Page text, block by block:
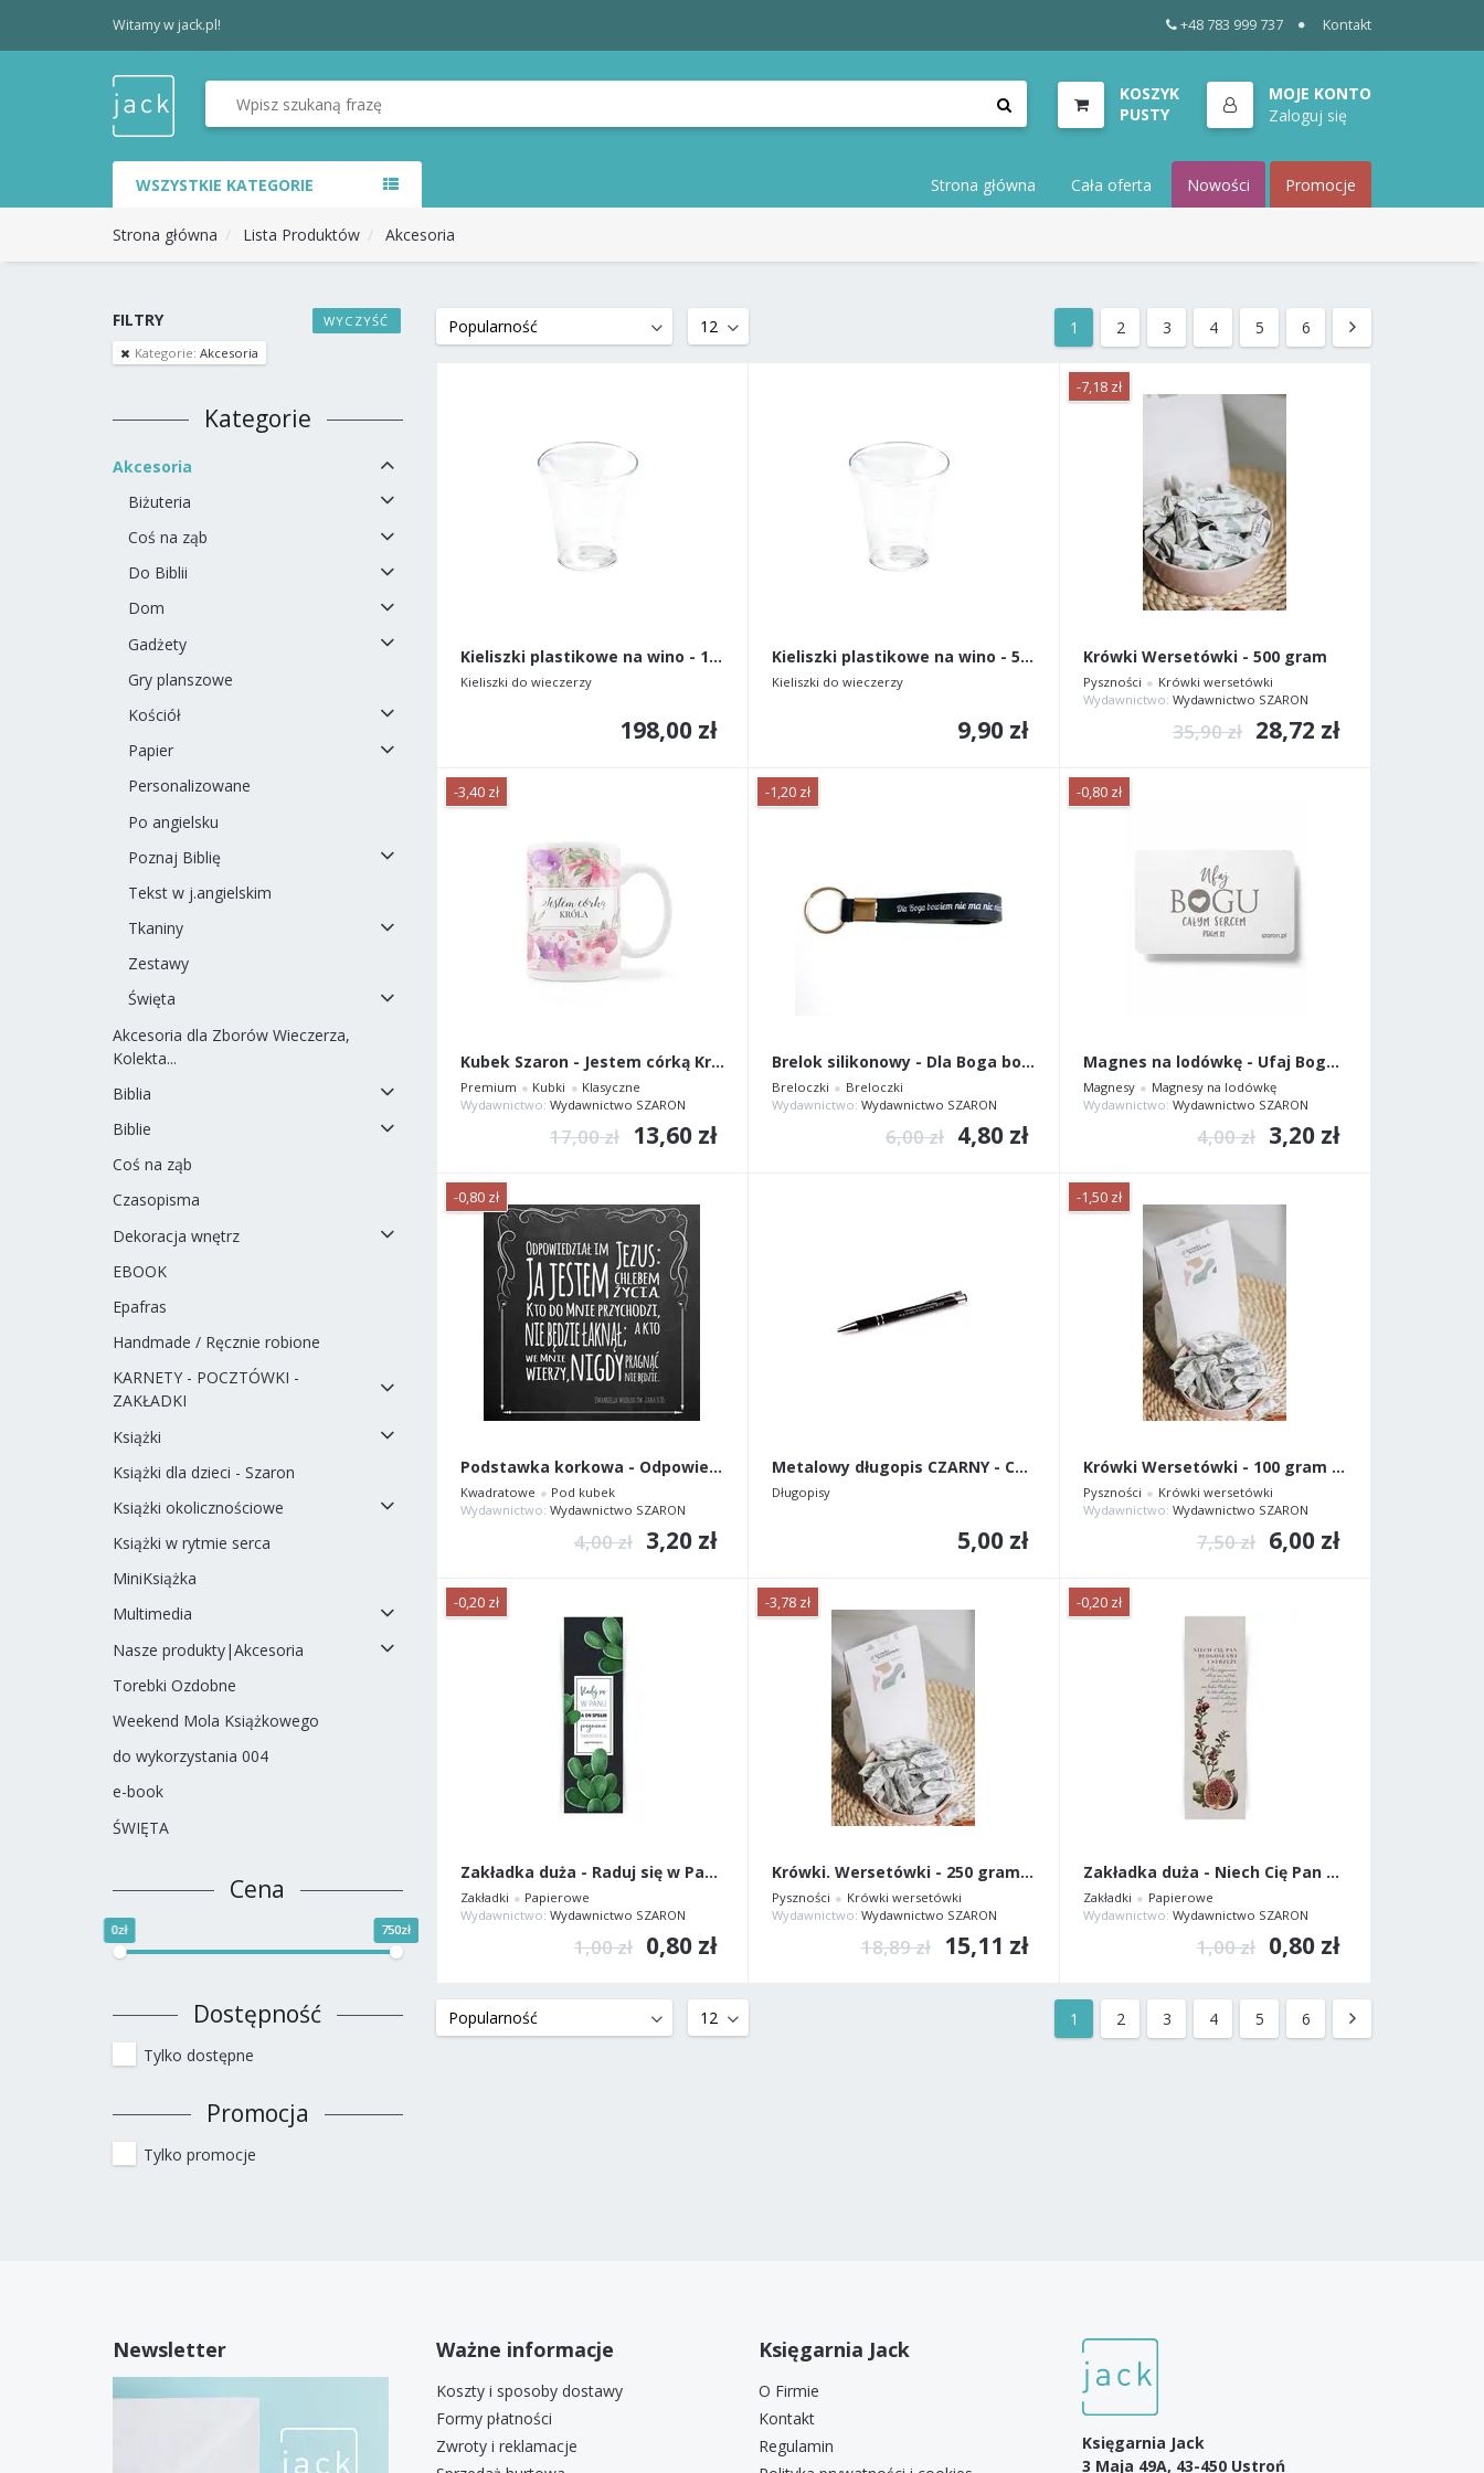
Witamy w jack.pl! +48 783 999 737 Kontakt
KOSZYK
PUSTY
MOJE KONTO
Zaloguj się
WSZYSTKIE KATEGORIE Strona główna Cała oferta Nowości Promocje
Strona główna Lista Produktów Akcesoria
FILTRY
WYCZYŚĆ
Kategorie: Akcesoria
Kategorie
Akcesoria
Biżuteria
Coś na ząb
Do Biblii
Dom
Gadżety
Gry planszowe
Kościół
Papier
Personalizowane
Po angielsku
Poznaj Biblię
Tekst w j.angielskim
Tkaniny
Zestawy
Święta
Akcesoria dla Zborów Wieczerza,
Kolekta...
Biblia
Biblie
Coś na ząb
Czasopisma
Dekoracja wnętrz
EBOOK
Epafras
Handmade / Ręcznie robione
KARNETY - POCZTÓWKI -
ZAKŁADKI
Książki
Książki dla dzieci - Szaron
Książki okolicznościowe
Książki w rytmie serca
MiniKsiążka
Multimedia
Nasze produkty|Akcesoria
Torebki Ozdobne
Weekend Mola Książkowego
do wykorzystania 004
e-book
ŚWIĘTA
Cena
0zł 750zł
Dostępność
Tylko dostępne
Promocja
Tylko promocje
1 2 3 4 5 6
Kieliszki plastikowe na wino - 1000szt.
Kieliszki do wieczerzy
198,00 zł
Kieliszki plastikowe na wino - 50 szt.
Kieliszki do wieczerzy
9,90 zł
-7,18 zł
Krówki Wersetówki - 500 gram
Pyszności
Krówki wersetówki
Wydawnictwo: Wydawnictwo SZARON
35,90 zł 28,72 zł
-3,40 zł
Kubek Szaron - Jestem córką Króla różowy
Premium Kubki
Klasyczne
Wydawnictwo: Wydawnictwo SZARON
17,00 zł 13,60 zł
-1,20 zł
Brelok silikonowy - Dla Boga bowiem
Breloczki
Breloczki
Wydawnictwo: Wydawnictwo SZARON
6,00 zł 4,80 zł
-0,80 zł
Magnes na lodówkę - Ufaj Bogu całym sercem
Magnesy
Magnesy na lodówkę
Wydawnictwo: Wydawnictwo SZARON
4,00 zł 3,20 zł
-0,80 zł
Podstawka korkowa - Odpowiedział im Jezus
Kwadratowe
Pod kubek
Wydawnictwo: Wydawnictwo SZARON
4,00 zł 3,20 zł
Metalowy długopis CZARNY - Chociażbym chodził...
Długopisy
5,00 zł
-1,50 zł
Krówki Wersetówki - 100 gram TORBA
Pyszności
Krówki wersetówki
Wydawnictwo: Wydawnictwo SZARON
7,50 zł 6,00 zł
-0,20 zł
Zakładka duża - Raduj się w Panu...
Zakładki
Papierowe
Wydawnictwo: Wydawnictwo SZARON
1,00 zł 0,80 zł
-3,78 zł
Krówki. Wersetówki - 250 gram TORBA
Pyszności
Krówki wersetówki
Wydawnictwo: Wydawnictwo SZARON
18,89 zł 15,11 zł
-0,20 zł
Zakładka duża - Niech Cię Pan błogosławi i strzeże
Zakładki
Papierowe
Wydawnictwo: Wydawnictwo SZARON
1,00 zł 0,80 zł
1 2 3 4 5 6
Newsletter Ważne informacje
Koszty i sposoby dostawy
Formy płatności
Zwroty i reklamacje
Księgarnia Jack
O Firmie
Kontakt
Regulamin
Księgarnia Jack
3 Maja 49A, 43-450 Ustroń